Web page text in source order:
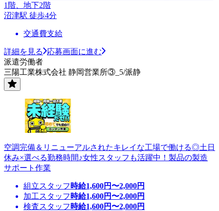
1階、地下2階
沼津駅 徒歩4分
交通費支給
詳細を見る
応募画面に進む
派遣労働者
三陽工業株式会社 静岡営業所③_5/派静
空調完備＆リニューアルされたキレイな工場で働ける◎土日
休み×選べる勤務時間♪女性スタッフも活躍中！製品の製造
サポート作業
組立スタッフ 時給1,600円〜2,000円
加工スタッフ 時給1,600円〜2,000円
検査スタッフ 時給1,600円〜2,000円